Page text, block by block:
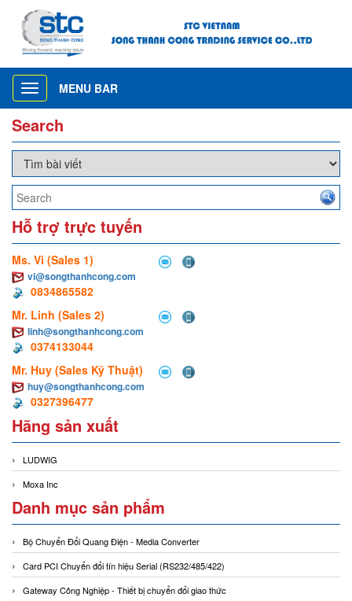
Toggle
navigation
MENU BAR
Search
Hỗ trợ trực tuyến
Ms. Vi (Sales 1)
vi@songthanhcong.com
0834865582
Mr. Linh (Sales 2)
linh@songthanhcong.com
0374133044
Mr. Huy (Sales Kỹ Thuật)
huy@songthanhcong.com
0327396477
Hãng sản xuất
LUDWIG
Moxa Inc
Danh mục sản phẩm
Bộ Chuyển Đổi Quang Điện - Media Converter
Card PCI Chuyển đổi tín hiệu Serial (RS232/485/422)
Gateway Công Nghiệp - Thiết bị chuyển đổi giao thức